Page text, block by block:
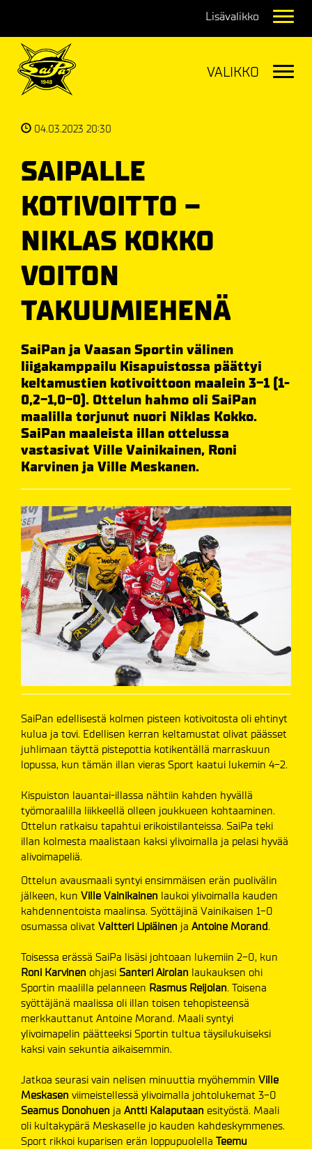
04.03.2023 20:30
SAIPALLE
KOTIVOITTO –
NIKLAS KOKKO
VOITON
TAKUUMIEHENÄ
SaiPan ja Vaasan Sportin välinen
liigakamppailu Kisapuistossa päättyi
keltamustien kotivoittoon maalein 3-1 (1-
0,2-1,0-0). Ottelun hahmo oli SaiPan
maalilla torjunut nuori Niklas Kokko.
SaiPan maaleista illan ottelussa
vastasivat Ville Vainikainen, Roni
Karvinen ja Ville Meskanen.
SaiPan edellisestä kolmen pisteen kotivoitosta oli ehtinyt
kulua ja tovi. Edellisen kerran keltamustat olivat päässet
juhlimaan täyttä pistepottia kotikentällä marraskuun
lopussa, kun tämän illan vieras Sport kaatui lukemin 4-2.
Kispuiston lauantai-illassa nähtiin kahden hyvällä
työmoraalilla liikkeellä olleen joukkueen kohtaaminen.
Ottelun ratkaisu tapahtui erikoistilanteissa. SaiPa teki
illan kolmesta maalistaan kaksi ylivoimalla ja pelasi hyvää
alivoimapeliä.
Ottelun avausmaali syntyi ensimmäisen erän puolivälin
jälkeen, kun Ville Vainikainen laukoi ylivoimalla kauden
kahdennentoista maalinsa. Syöttäjinä Vainikaisen 1-0
osumassa olivat Valtteri Lipiäinen ja Antoine Morand.
Toisessa erässä SaiPa lisäsi johtoaan lukemiin 2-0, kun
Roni Karvinen ohjasi Santeri Airolan laukauksen ohi
Sportin maalilla pelanneen Rasmus Reijolan. Toisena
syöttäjänä maalissa oli illan toisen tehopisteensä
merkkauttanut Antoine Morand. Maali syntyi
ylivoimapelin päätteeksi Sportin tultua täysilukuiseksi
kaksi vain sekuntia aikaisemmin.
Jatkoa seurasi vain nelisen minuuttia myöhemmin Ville
Meskasen viimeistellessä ylivoimalla johtolukemat 3-0
Seamus Donohuen ja Antti Kalaputaan esityöstä. Maali
oli kultakypärä Meskaselle jo kauden kahdeskymmenes.
Sport rikkoi kuparisen erän loppupuolella Teemu